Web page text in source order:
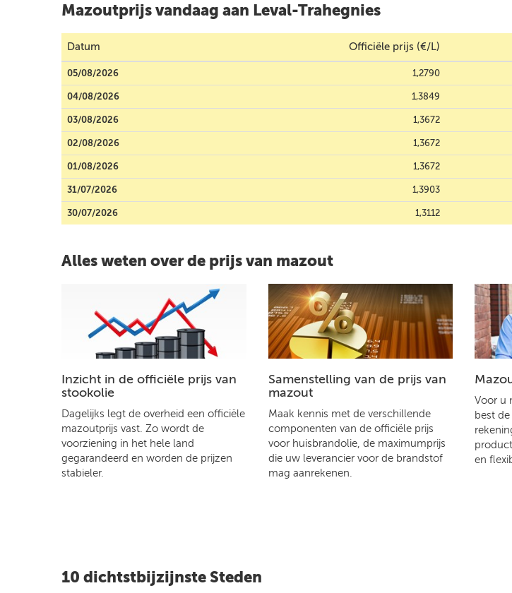
Mazoutprijs vandaag aan Leval-Trahegnies
Datum Officiële prijs (€/L)
05/08/2026 1,2790
04/08/2026 1,3849
03/08/2026 1,3672
02/08/2026 1,3672
01/08/2026 1,3672
31/07/2026 1,3903
30/07/2026 1,3112
Alles weten over de prijs van mazout
Inzicht in de officiële prijs van
stookolie
Dagelijks legt de overheid een officiële
mazoutprijs vast. Zo wordt de
voorziening in het hele land
gegarandeerd en worden de prijzen
stabieler.
Samenstelling van de prijs van
mazout
Maak kennis met de verschillende
componenten van de officiële prijs
voor huisbrandolie, de maximumprijs
die uw leverancier voor de brandstof
mag aanrekenen.
Voor u
best
en
10 dichtstbijzijnste Steden